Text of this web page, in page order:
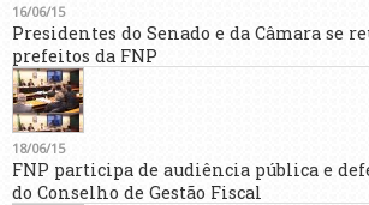
16/06/15
Presidentes do Senado e da Câmara se
prefeitos da FNP
18/06/15
FNP participa de audiência pública e
do Conselho de Gestão Fiscal